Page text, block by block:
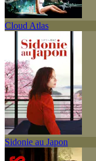
Cloud Atlas
Sidonie au Japon